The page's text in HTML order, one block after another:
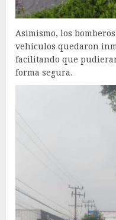
Asimismo, los
vehículos quedaron
facilitando que
forma segura.